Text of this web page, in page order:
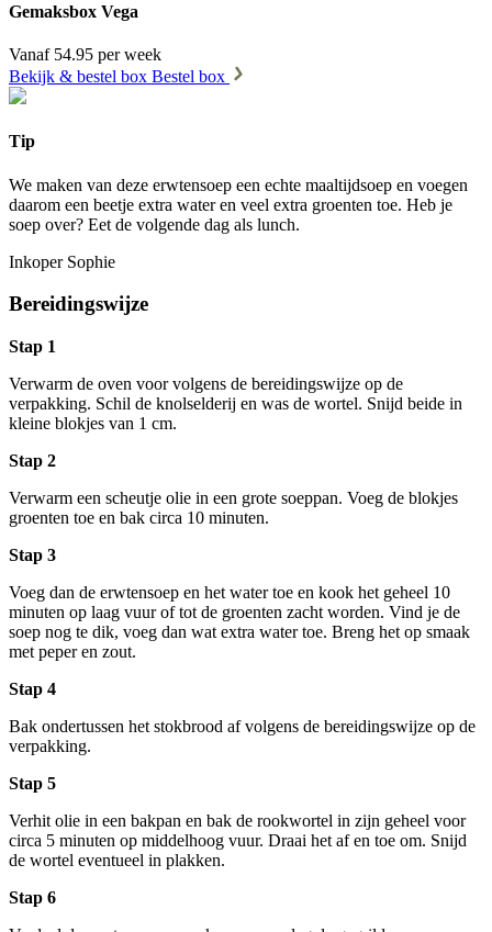
Gemaksbox Vega
Vanaf 54.95 per week
Bekijk & bestel box Bestel box
Tip
We maken van deze erwtensoep een echte maaltijdsoep en voegen
daarom een beetje extra water en veel extra groenten toe. Heb je
soep over? Eet de volgende dag als lunch.
Inkoper Sophie
Bereidingswijze
Stap 1
Verwarm de oven voor volgens de bereidingswijze op de
verpakking. Schil de knolselderij en was de wortel. Snijd beide in
kleine blokjes van 1 cm.
Stap 2
Verwarm een scheutje olie in een grote soeppan. Voeg de blokjes
groenten toe en bak circa 10 minuten.
Stap 3
Voeg dan de erwtensoep en het water toe en kook het geheel 10
minuten op laag vuur of tot de groenten zacht worden. Vind je de
soep nog te dik, voeg dan wat extra water toe. Breng het op smaak
met peper en zout.
Stap 4
Bak ondertussen het stokbrood af volgens de bereidingswijze op de
verpakking.
Stap 5
Verhit olie in een bakpan en bak de rookwortel in zijn geheel voor
circa 5 minuten op middelhoog vuur. Draai het af en toe om. Snijd
de wortel eventueel in plakken.
Stap 6